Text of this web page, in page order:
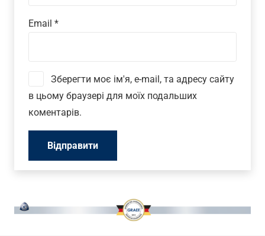
Email *
Зберегти моє ім'я, e-mail, та адресу сайту
в цьому браузері для моїх подальших
коментарів.